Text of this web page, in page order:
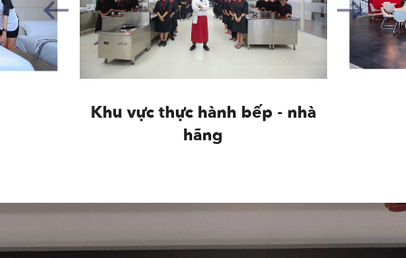
Khu vực thực hành bếp - nhà
hãng